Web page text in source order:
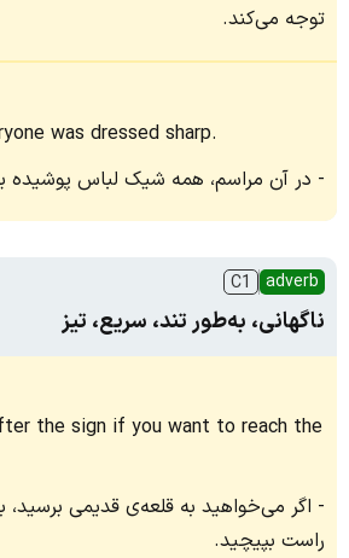
توجه می‌کند.
was dressed sharp.
در آن مراسم، همه شیک لباس پوشیده
adverb
C1
ناگهانی، به‌طور تند، سریع، تیز
the sign if you want to reach the
اگر می‌خواهید به قلعه‌ی قدیمی برسید،
راست بپیچید.